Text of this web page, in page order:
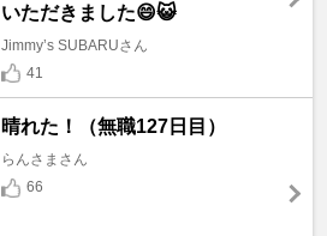
いただきました😄😺
Jimmy’s SUBARUさん
41
晴れた！（無職127日目）
らんさまさん
66